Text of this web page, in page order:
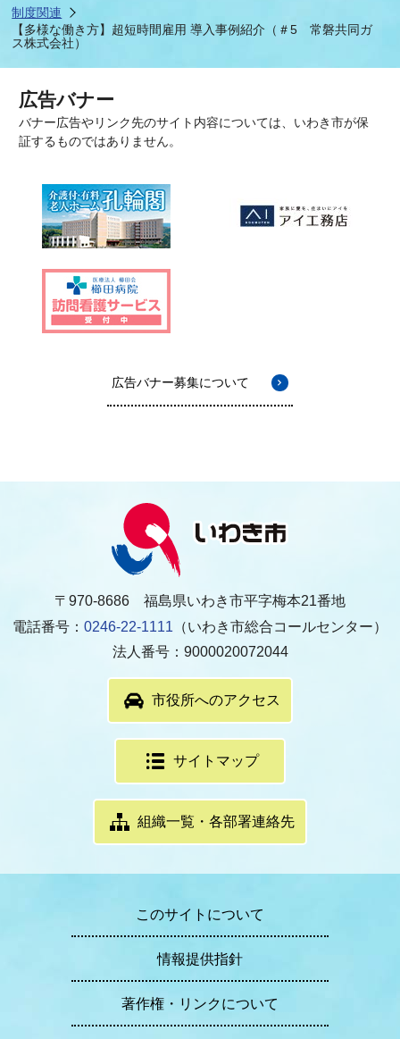
制度関連
【多様な働き方】超短時間雇用 導入事例紹介（＃5 常磐共同ガ
ス株式会社）
広告バナー
バナー広告やリンク先のサイト内容については、いわき市が保
証するものではありません。
広告バナー募集について
〒970-8686 福島県いわき市平字梅本21番地
電話番号： 0246-22-1111 （いわき市総合コールセンター）
法人番号：9000020072044
市役所へのアクセス
サイトマップ
組織一覧・各部署連絡先
このサイトについて
情報提供指針
著作権・リンクについて